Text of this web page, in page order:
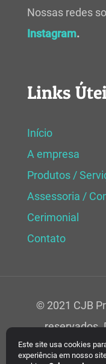
Este site usa cookies
experiência em nosso
Nossas redes
Instagram.
Links
Início
A empresa
Produtos /
Assessoria /
Cerimonial
Contato
© 2021 CJB
reservados.